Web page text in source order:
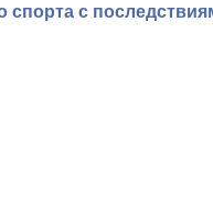
спорта с